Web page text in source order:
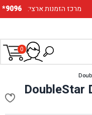
*9096 :מרכז הזמנות ארצי
0
DoubleStar